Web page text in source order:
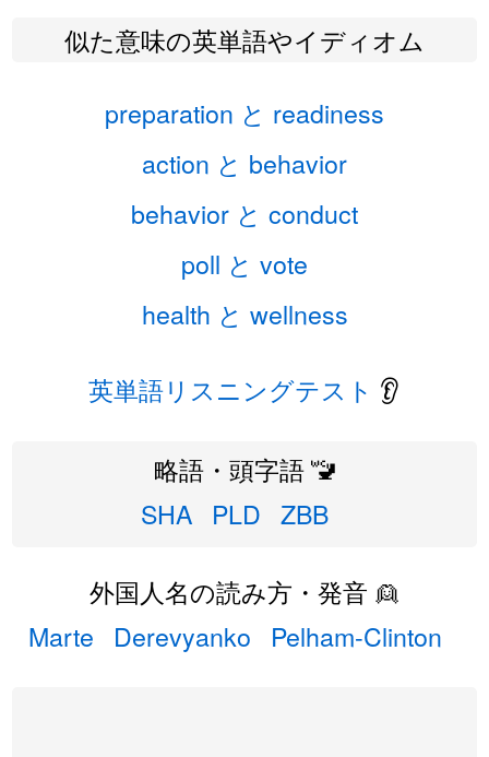
似た意味の英単語やイディオム
preparation と readiness
action と behavior
behavior と conduct
poll と vote
health と wellness
英単語リスニングテスト 👂
略語・頭字語 🚾
SHA PLD ZBB
外国人名の読み方・発音 👱
Marte
Derevyanko Pelham-Clinton